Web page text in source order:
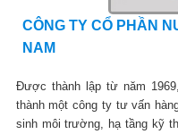
CÔNG TY CỔ PHẦN
NAM
Được thành lập từ năm
thành một công ty tư vấn
sinh môi trường, hạ tầng kỹ